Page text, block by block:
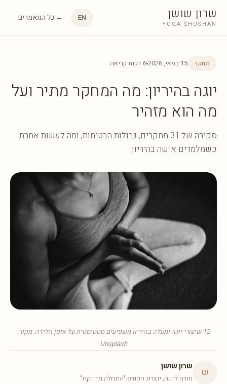
שרון שושן
YOGA SHUSHAN
EN ← כל המאמרים
מחקר 15 במאי, 2026 6 דקות קריאה
יוגה בהיריון: מה המחקר מתיר ועל
מה הוא מזהיר
סקירה של 31 מחקרים, גבולות הבטיחות, ומה לעשות אחרת
כשמלמדים אישה בהיריון
12 שיעורי יוגה ומעלה בהיריון משפיעים סטטיסטית על אופן הלידה. מקור:
Unsplash
ש שרון שושן
מורה ליוגה, יוצרת הקורס "התחלה מדויקת"